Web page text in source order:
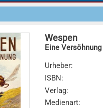
Wespen
Eine Versöhnung
Urheber:
ISBN:
Verlag:
Medienart: